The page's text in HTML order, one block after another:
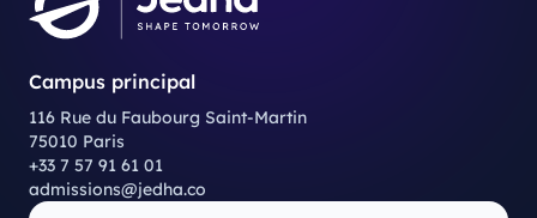
Campus principal
116 Rue du Faubourg Saint-Martin
75010 Paris
+33 7 57 91 61 01
admissions@jedha.co